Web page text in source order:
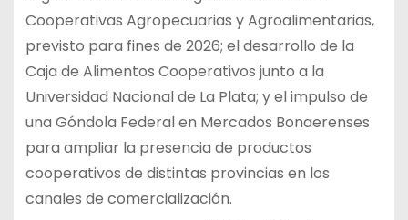
Cooperativas Agropecuarias y Agroalimentarias,
previsto para fines de 2026; el desarrollo de la
Caja de Alimentos Cooperativos junto a la
Universidad Nacional de La Plata; y el impulso de
una Góndola Federal en Mercados Bonaerenses
para ampliar la presencia de productos
cooperativos de distintas provincias en los
canales de comercialización.